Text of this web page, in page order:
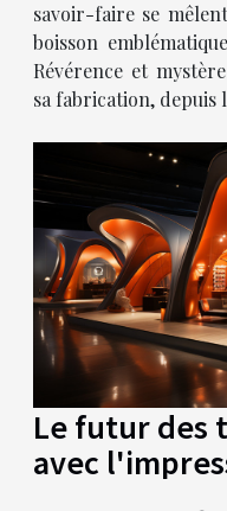
savoir-faire se
boisson
Révérence et
sa fabrication, depuis
Le futur des
avec